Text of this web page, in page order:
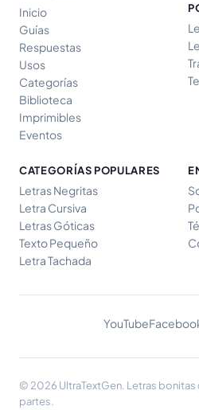
Inicio
Guías
Respuestas
Usos
Categorías
Biblioteca
Imprimibles
Eventos
CATEGORÍAS POPULARES
Letras Negritas
Letra Cursiva
Letras Góticas
Texto Pequeño
Letra Tachada
YouTube
© 2026 UltraTextGen. Letras bonitas
partes.